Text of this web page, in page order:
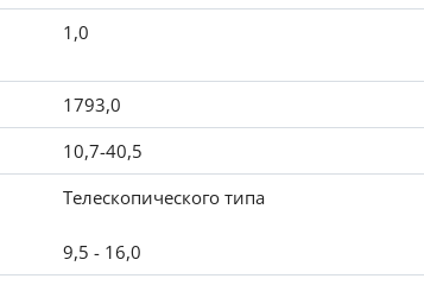
1,0
1793,0
10,7-40,5
Телескопического типа
9,5 - 16,0